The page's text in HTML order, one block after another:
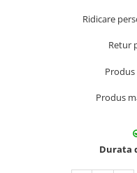
Ridicare
Retur
Produs
Durata